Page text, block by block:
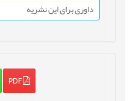
داوری برای این نشریه
PDF